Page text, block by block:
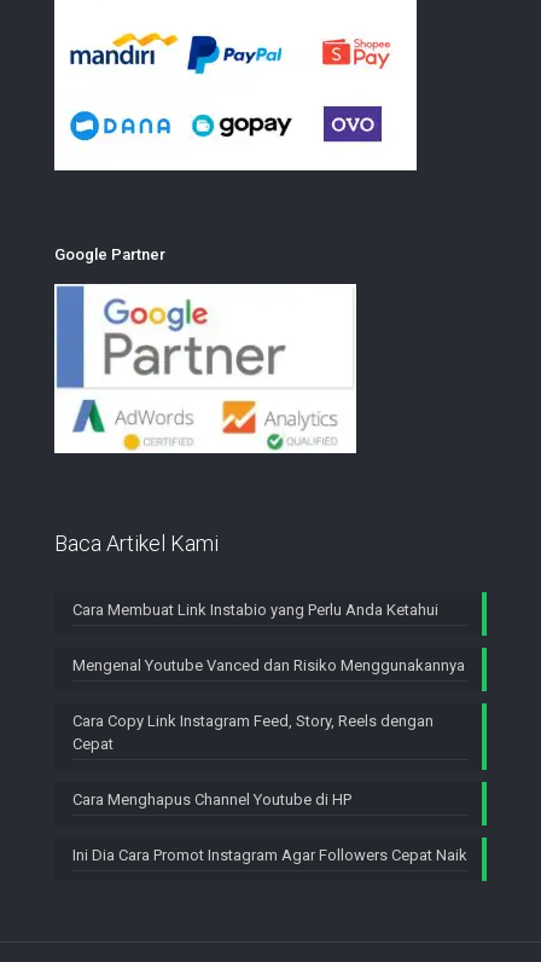
Google Partner
Baca Artikel Kami
Cara Membuat Link Instabio yang Perlu Anda Ketahui
Mengenal Youtube Vanced dan Risiko Menggunakannya
Cara Copy Link Instagram Feed, Story, Reels dengan
Cepat
Cara Menghapus Channel Youtube di HP
Ini Dia Cara Promot Instagram Agar Followers Cepat Naik